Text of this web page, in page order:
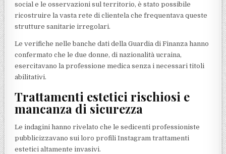
social e le osservazioni sul territorio, è stato possibile
ricostruire la vasta rete di clientela che frequentava queste
strutture sanitarie irregolari.
Le verifiche nelle banche dati della Guardia di Finanza hanno
confermato che le due donne, di nazionalità ucraina,
esercitavano la professione medica senza i necessari titoli
abilitativi.
Trattamenti estetici rischiosi e
mancanza di sicurezza
Le indagini hanno rivelato che le sedicenti professioniste
pubblicizzavano sui loro profili Instagram trattamenti
estetici altamente invasivi.